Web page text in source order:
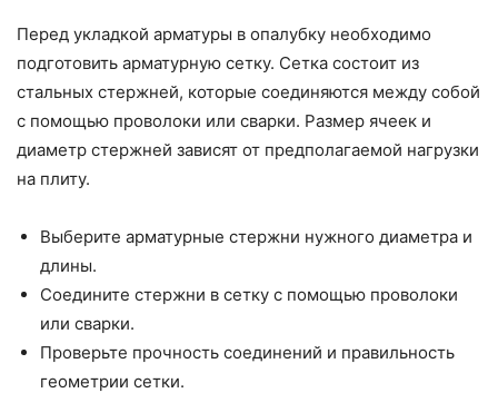
Перед укладкой арматуры в опалубку необходимо
подготовить арматурную сетку. Сетка состоит из
стальных стержней, которые соединяются между собой
с помощью проволоки или сварки. Размер ячеек и
диаметр стержней зависят от предполагаемой нагрузки
на плиту.
Выберите арматурные стержни нужного диаметра и
длины.
Соедините стержни в сетку с помощью проволоки
или сварки.
Проверьте прочность соединений и правильность
геометрии сетки.